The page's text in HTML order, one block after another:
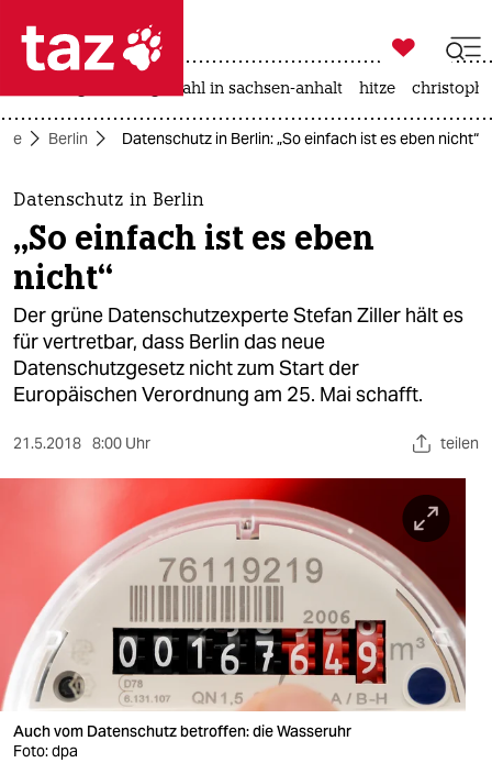
 taz zahl ich
taz zahl ich
themen
politik
öko
gesellschaft
kultur
sport
wahrheit
verlag
verlag
veranstaltungen

taz zahl ich
landtagswahl in sachsen-anhalt hitze
Berlin Datenschutz in Berlin: „So einfach ist es eben nicht“
Datenschutz in Berlin
„So einfach ist es eben
nicht“
Der grüne Datenschutzexperte Stefan Ziller hält es
für vertretbar, dass Berlin das neue
Datenschutzgesetz nicht zum Start der
Europäischen Verordnung am 25. Mai schafft.
21.5.2018 8:00 Uhr teilen
Auch vom Datenschutz betroffen: die Wasseruhr
Foto: dpa